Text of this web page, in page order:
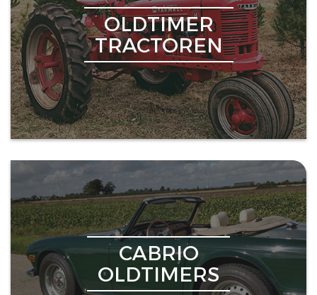
OLDTIMER
TRACTOREN
CABRIO
OLDTIMERS